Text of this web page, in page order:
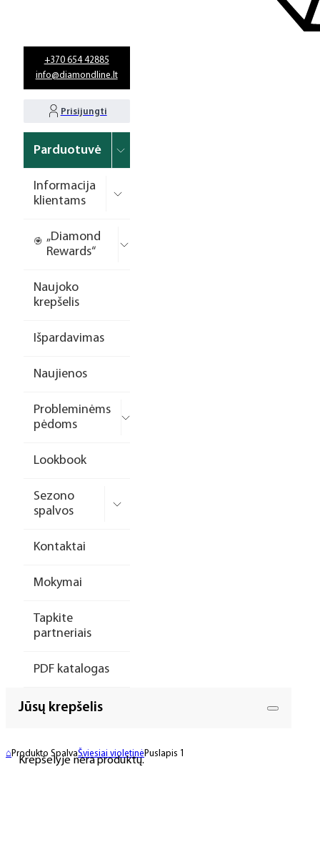
+370 654 42885
info@diamondline.lt
Prisijungti
Parduotuvė
Informacija
klientams
„Diamond
Rewards“
Naujoko
krepšelis
Išpardavimas
Naujienos
Probleminėms
pėdoms
Lookbook
Sezono
spalvos
Kontaktai
Mokymai
Tapkite
partneriais
PDF katalogas
Jūsų krepšelis
Krepšelyje nėra produktų.
⌂ Produkto SpalvaŠviesiai violetinė Puslapis 1